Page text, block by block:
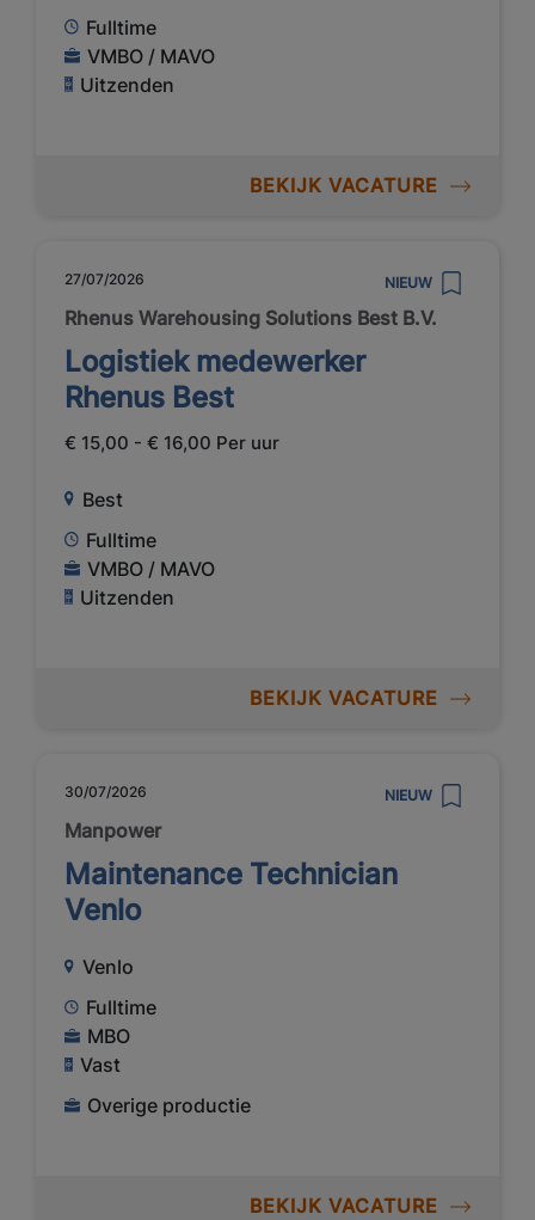
Fulltime
VMBO / MAVO
Uitzenden
BEKIJK VACATURE
27/07/2026 NIEUW
Rhenus Warehousing Solutions Best B.V.
Logistiek medewerker
Rhenus Best
€ 15,00 - € 16,00 Per uur
Best
Fulltime
VMBO / MAVO
Uitzenden
BEKIJK VACATURE
30/07/2026 NIEUW
Manpower
Maintenance Technician
Venlo
Venlo
Fulltime
MBO
Vast
Overige productie
BEKIJK VACATURE